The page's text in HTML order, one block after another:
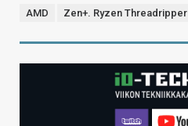
AMD Zen+. Ryzen Threadripper